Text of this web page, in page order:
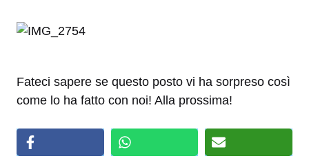
Fateci sapere se questo posto vi ha sorpreso così
come lo ha fatto con noi! Alla prossima!